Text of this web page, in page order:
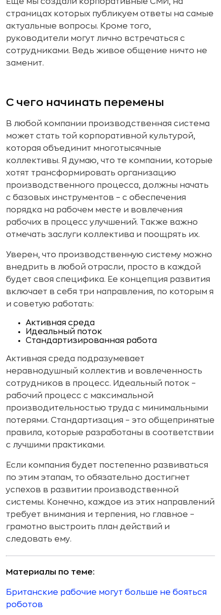
страницах которых публикуем ответы на самые
актуальные вопросы. Кроме того,
руководители могут лично встречаться с
сотрудниками. Ведь живое общение ничто не
заменит.
С чего начинать перемены
В любой компании производственная система
может стать той корпоративной культурой,
которая объединит многотысячные
коллективы. Я думаю, что те компании, которые
хотят трансформировать организацию
производственного процесса, должны начать
с базовых инструментов – с обеспечения
порядка на рабочем месте и вовлечения
рабочих в процесс улучшений. Также важно
отмечать заслуги коллектива и поощрять их.
Уверен, что производственную систему можно
внедрить в любой отрасли, просто в каждой
будет своя специфика. Ее концепция развития
включает в себя три направления, по которым я
и советую работать:
Активная среда
Идеальный поток
Стандартизированная работа
Активная среда подразумевает
неравнодушный коллектив и вовлеченность
сотрудников в процесс. Идеальный поток –
рабочий процесс с максимальной
производительностью труда с минимальными
потерями. Стандартизация – это общепринятые
правила, которые разработаны в соответствии
с лучшими практиками.
Если компания будет постепенно развиваться
по этим этапам, то обязательно достигнет
успехов в развитии производственной
системы. Конечно, каждое из этих направлений
требует внимания и терпения, но главное –
грамотно выстроить план действий и
следовать ему.
Материалы по теме:
Британские рабочие могут больше не бояться
роботов